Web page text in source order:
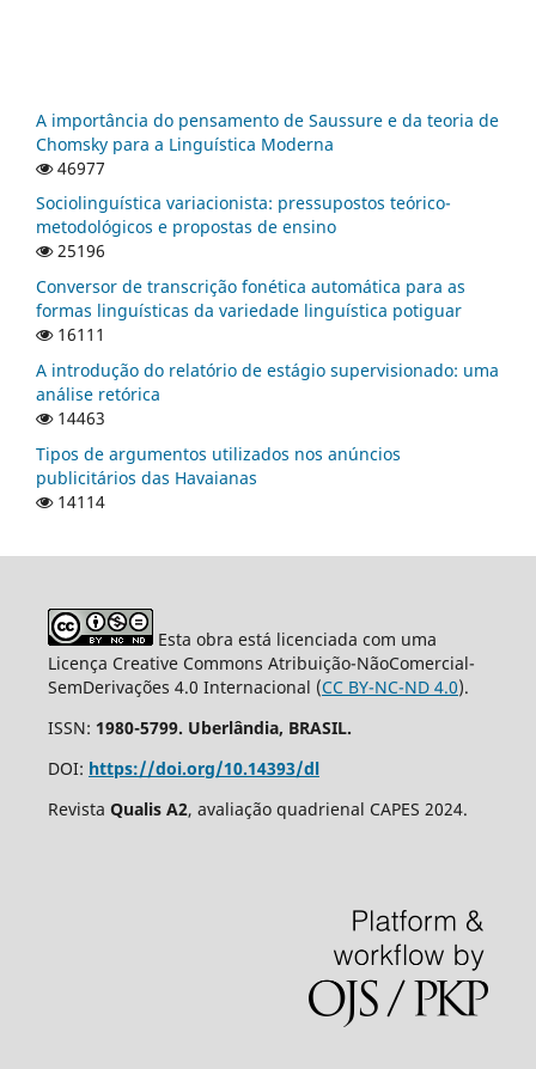
A importância do pensamento de Saussure e da teoria de
Chomsky para a Linguística Moderna
46977
Sociolinguística variacionista: pressupostos teórico-
metodológicos e propostas de ensino
25196
Conversor de transcrição fonética automática para as
formas linguísticas da variedade linguística potiguar
16111
A introdução do relatório de estágio supervisionado: uma
análise retórica
14463
Tipos de argumentos utilizados nos anúncios
publicitários das Havaianas
14114
Esta obra está licenciada com uma
Licença Creative Commons Atribuição-NãoComercial-
SemDerivações 4.0 Internacional (CC BY-NC-ND 4.0).
ISSN: 1980-5799. Uberlândia, BRASIL.
DOI: https://doi.org/10.14393/dl
Revista Qualis A2, avaliação quadrienal CAPES 2024.